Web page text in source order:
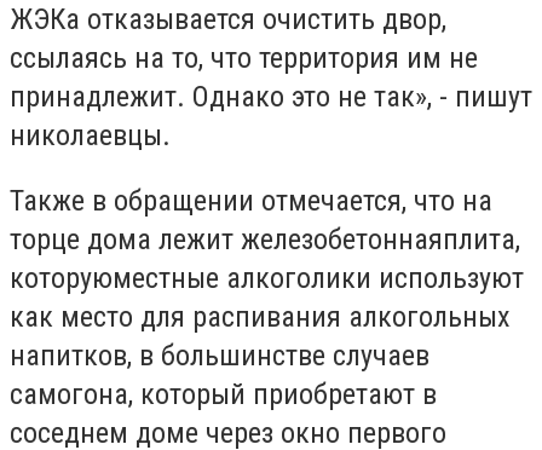
ЖЭКа отказывается очистить двор,
ссылаясь на то, что территория им не
принадлежит. Однако это не так», - пишут
николаевцы.
Также в обращении отмечается, что на
торце дома лежит железобетоннаяплита,
которуюместные алкоголики используют
как место для распивания алкогольных
напитков, в большинстве случаев
самогона, который приобретают в
соседнем доме через окно первого